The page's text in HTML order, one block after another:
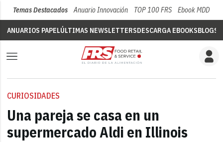
Temas Destacados Anuario Innovación TOP 100 FRS Ebook MDD
ANUARIOS PAPELÚLTIMAS NEWSLETTERSDESCARGA EBOOKSBLOGS
CURIOSIDADES
Una pareja se casa en un
supermercado Aldi en Illinois